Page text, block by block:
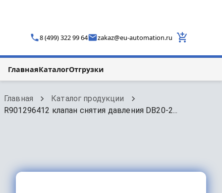
8 (499) 322 99 64 zakaz@eu-automation.ru
ГлавнаяКаталогОтгрузки
Главная
Каталог продукции
R901296412 клапан снятия давления DB20-2...